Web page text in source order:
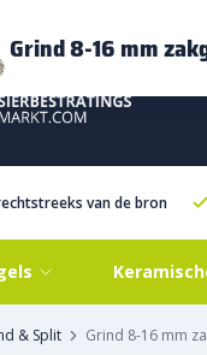
van de bron
& Split Grind 8-16 mm
Grind 8-16 mm